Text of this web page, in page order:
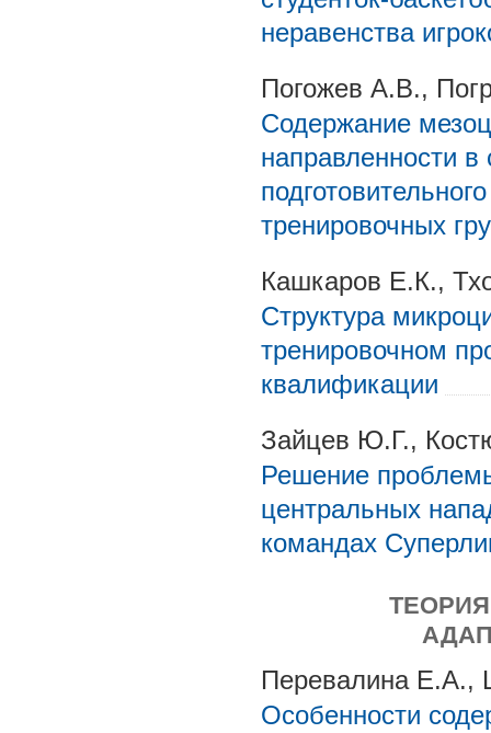
неравенства
Погожев А.В.,
Содержание
направленности в
тренировочных
Кашкаров Е.К.,
Структура
тренировочном
квалификации
Зайцев Ю.Г.,
Решение
центральных
командах
Перевалина Е.А.,
Особенности